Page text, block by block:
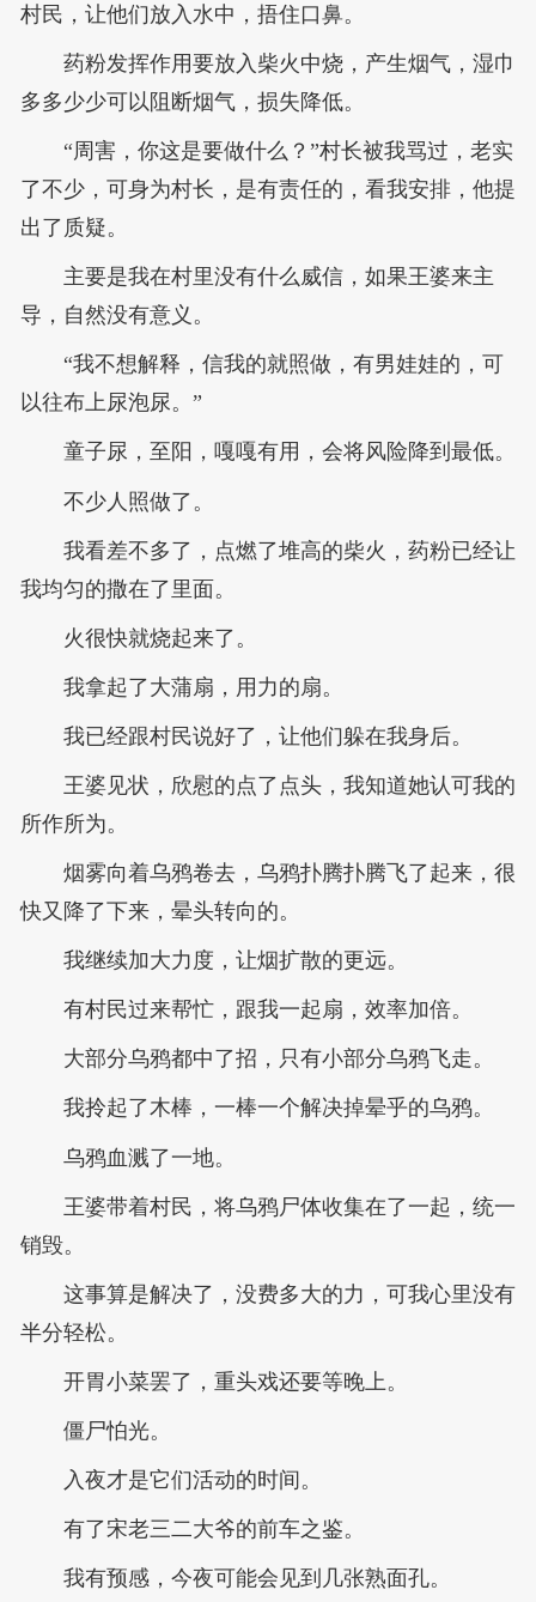
村民，让他们放入水中，捂住口鼻。
药粉发挥作用要放入柴火中烧，产生烟气，湿巾
多多少少可以阻断烟气，损失降低。
“周害，你这是要做什么？”村长被我骂过，老实
了不少，可身为村长，是有责任的，看我安排，他提
出了质疑。
主要是我在村里没有什么威信，如果王婆来主
导，自然没有意义。
“我不想解释，信我的就照做，有男娃娃的，可
以往布上尿泡尿。”
童子尿，至阳，嘎嘎有用，会将风险降到最低。
不少人照做了。
我看差不多了，点燃了堆高的柴火，药粉已经让
我均匀的撒在了里面。
火很快就烧起来了。
我拿起了大蒲扇，用力的扇。
我已经跟村民说好了，让他们躲在我身后。
王婆见状，欣慰的点了点头，我知道她认可我的
所作所为。
烟雾向着乌鸦卷去，乌鸦扑腾扑腾飞了起来，很
快又降了下来，晕头转向的。
我继续加大力度，让烟扩散的更远。
有村民过来帮忙，跟我一起扇，效率加倍。
大部分乌鸦都中了招，只有小部分乌鸦飞走。
我拎起了木棒，一棒一个解决掉晕乎的乌鸦。
乌鸦血溅了一地。
王婆带着村民，将乌鸦尸体收集在了一起，统一
销毁。
这事算是解决了，没费多大的力，可我心里没有
半分轻松。
开胃小菜罢了，重头戏还要等晚上。
僵尸怕光。
入夜才是它们活动的时间。
有了宋老三二大爷的前车之鉴。
我有预感，今夜可能会见到几张熟面孔。